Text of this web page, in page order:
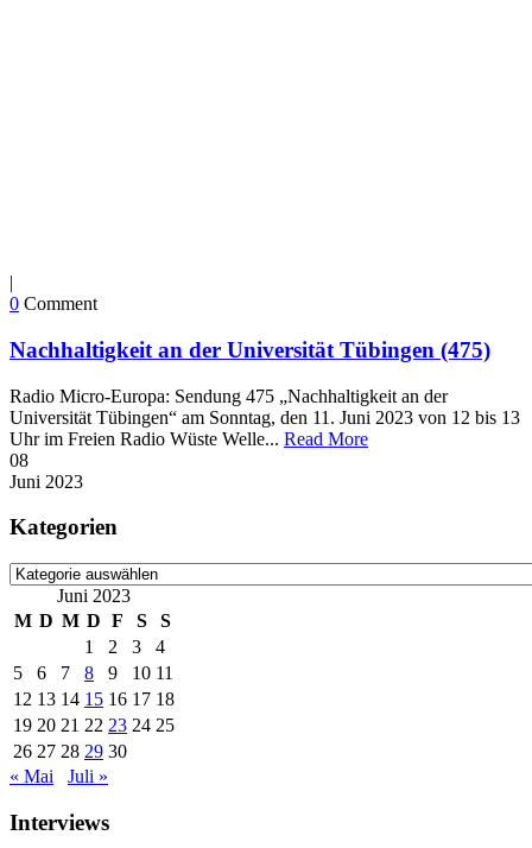
|
0 Comment
Nachhaltigkeit an der Universität Tübingen (475)
Radio Micro-Europa: Sendung 475 „Nachhaltigkeit an der
Universität Tübingen“ am Sonntag, den 11. Juni 2023 von 12 bis 13
Uhr im Freien Radio Wüste Welle... Read More
08
Juni 2023
Kategorien
Kategorien
Juni 2023
M D M D F S
S
1
2 3
4
5
6 7 8 9 10 11
12 13 14 15 16 17 18
19 20 21 22 23 24 25
26 27 28 29 30
« Mai
Juli »
Interviews